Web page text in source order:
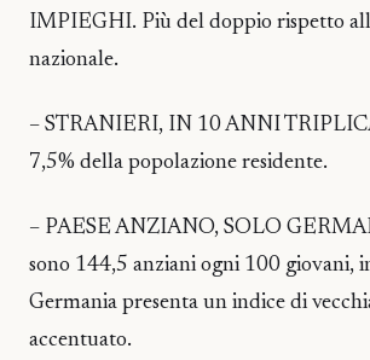
IMPIEGHI. Più del doppio rispetto
nazionale.
– STRANIERI, IN 10 ANNI
7,5% della popolazione residente.
– PAESE ANZIANO, SOLO
sono 144,5 anziani ogni 100 giovani,
Germania presenta un indice di
accentuato.